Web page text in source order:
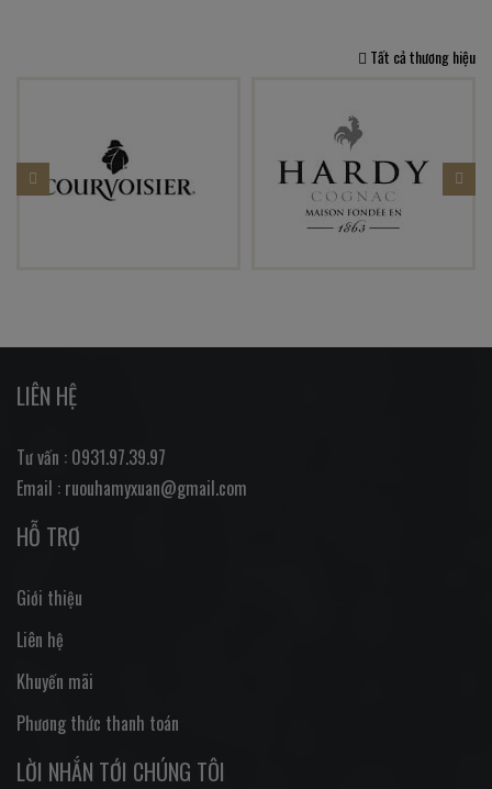
Tất cả thương hiệu
LIÊN HỆ
Tư vấn : 0931.97.39.97
Email : ruouhamyxuan@gmail.com
HỖ TRỢ
Giới thiệu
Liên hệ
Khuyến mãi
Phương thức thanh toán
LỜI NHẮN TỚI CHÚNG TÔI